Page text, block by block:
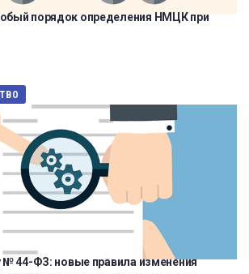
порядок определения НМЦК при
№ 44-ФЗ: новые правила изменения